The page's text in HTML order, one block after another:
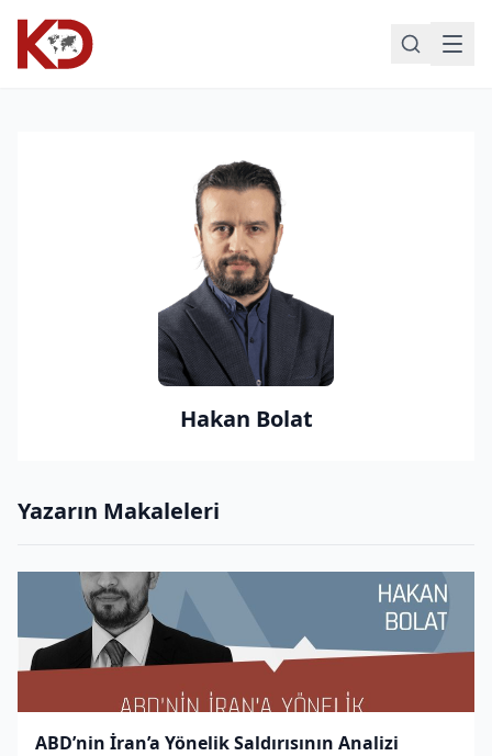
Hakan Bolat
Yazarın Makaleleri
ABD’nin İran’a Yönelik Saldırısının Analizi